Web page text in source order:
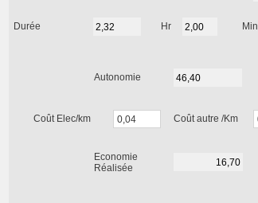
Durée Hr Min
Autonomie
Coût Elec/km Coût autre /Km
Economie
Réalisée